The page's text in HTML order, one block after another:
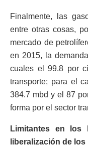
Finalmente, las
entre otras cosas,
mercado de
en 2015, la
cuales el 99.8 por
transporte; para el
384.7 mbd y el 87
forma por el sector
Limitantes en los
liberalización de